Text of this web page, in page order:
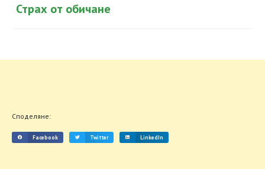
Страх от обичане
Споделяне:
Facebook Twitter LinkedIn